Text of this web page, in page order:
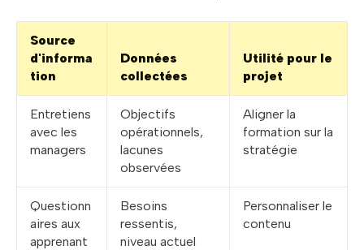
Source
d'informa
tion
Données
collectées
Utilité pour le
projet
Entretiens
avec les
managers
Objectifs
opérationnels,
lacunes
observées
Aligner la
formation sur la
stratégie
Questionn
aires aux
apprenant
Besoins
ressentis,
niveau actuel
Personnaliser le
contenu